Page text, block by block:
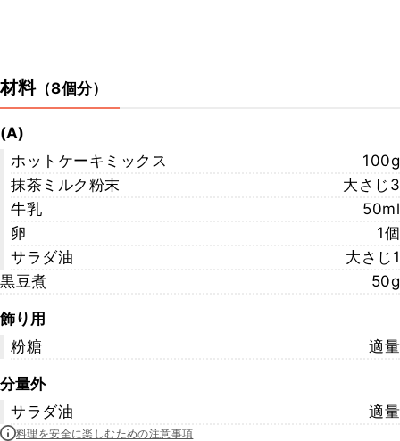
材料（8個分）
(A)
ホットケーキミックス
100g
抹茶ミルク粉末
大さじ3
牛乳
50ml
卵
1個
サラダ油
大さじ1
黒豆煮
50g
飾り用
粉糖
適量
分量外
サラダ油
適量
料理を安全に楽しむための注意事項